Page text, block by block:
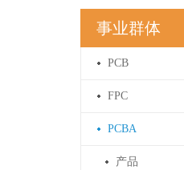
事业群体
PCB
FPC
PCBA
产品